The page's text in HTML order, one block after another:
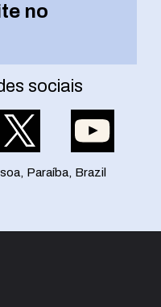
no
Paraíba, Brazil
sociais